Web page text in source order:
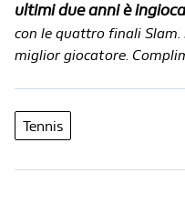
ultimi due anni è
con le quattro finali
miglior giocatore.
Tennis